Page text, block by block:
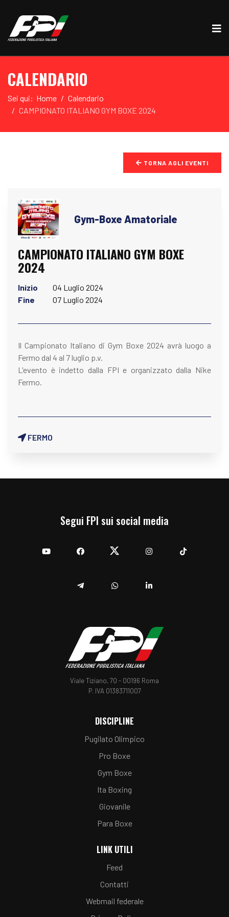
CALENDARIO
Sei qui: Home
Calendario
CAMPIONATO ITALIANO GYM BOXE 2024
TORNA AGLI EVENTI
Gym-Boxe Amatoriale
CAMPIONATO ITALIANO GYM BOXE
2024
Inizio
04 Luglio 2024
Fine
07 Luglio 2024
Il Campionato Italiano di Gym Boxe 2024 avrà luogo a
Fermo dal 4 al 7 luglio p.v.
L'evento è indetto dalla FPI e organizzato dalla Nike
Fermo.
FERMO
Segui FPI sui social media
Viale Tiziano, 70 - 00196 Roma
P. IVA 01383711007
DISCIPLINE
Pugilato Olimpico
Pro Boxe
Gym Boxe
Ita Boxing
Giovanile
Para Boxe
LINK UTILI
Feed
Contatti
Webmail federale